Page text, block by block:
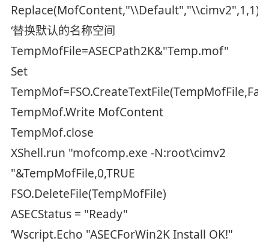
Replace(MofContent,"\\Default","\\cimv2",1,1)
‘替换默认的名称空间
TempMofFile=ASECPath2K&"Temp.mof"
Set
TempMof.Write MofContent
TempMof.close
XShell.run "mofcomp.exe -N:root\cimv2
"&TempMofFile,0,TRUE
FSO.DeleteFile(TempMofFile)
ASECStatus = "Ready"
’Wscript.Echo "ASECForWin2K Install OK!"